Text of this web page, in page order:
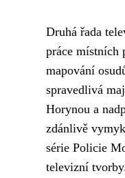
Druhá řada
práce místních
mapování
spravedlivá
Horynou a
zdánlivě
série Policie
televizní